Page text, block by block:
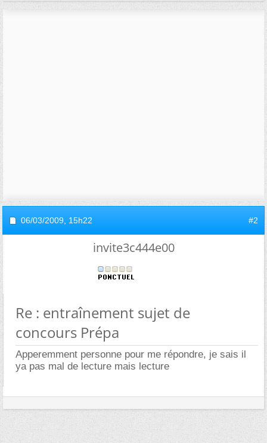
06/03/2009, 15h22 #2
invite3c444e00
Re : entraînement sujet de
concours Prépa
Apperemment personne pour me répondre, je sais il
ya pas mal de lecture mais lecture